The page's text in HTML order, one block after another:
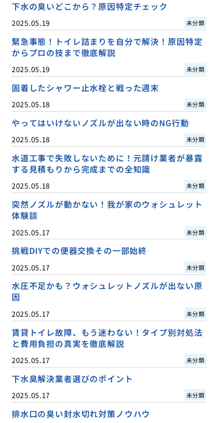
下水の臭いどこから？原因特定チェック
2025.05.19 未分類
緊急事態！トイレ詰まりを自分で解決！原因特定
からプロの技まで徹底解説
2025.05.19 未分類
固着したシャワー止水栓と戦った週末
2025.05.18 未分類
やってはいけないノズルが出ない時のNG行動
2025.05.18 未分類
水道工事で失敗しないために！元請け業者が暴露
する見積もりから完成までの全知識
2025.05.18 未分類
突然ノズルが動かない！我が家のウォシュレット
体験談
2025.05.17 未分類
挑戦DIYでの便器交換その一部始終
2025.05.17 未分類
水圧不足かも？ウォシュレットノズルが出ない原
因
2025.05.17 未分類
賃貸トイレ故障、もう迷わない！タイプ別対処法
と費用負担の真実を徹底解説
2025.05.17 未分類
下水臭解決業者選びのポイント
2025.05.17 未分類
排水口の臭い封水切れ対策ノウハウ